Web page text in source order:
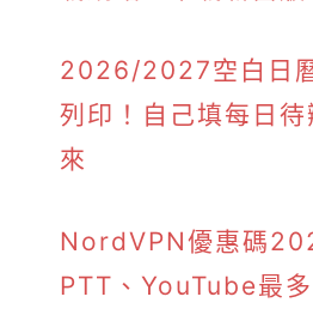
2026/2027空白日
列印！自己填每日
來
NordVPN優惠碼
PTT、YouTube最